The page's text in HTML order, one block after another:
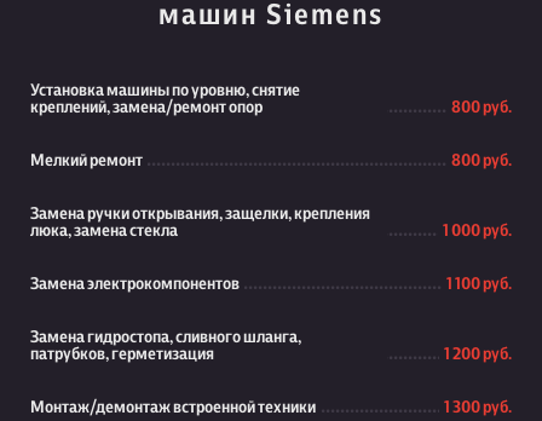
машин Siemens
Установка машины по уровню, снятие
креплений, замена/ремонт опор
800 руб.
Мелкий ремонт 800 руб.
Замена ручки открывания, защелки, крепления
люка, замена стекла
1 000 руб.
Замена электрокомпонентов 1 100 руб.
Замена гидростопа, сливного шланга,
патрубков, герметизация
1 200 руб.
Монтаж/демонтаж встроенной техники 1 300 руб.